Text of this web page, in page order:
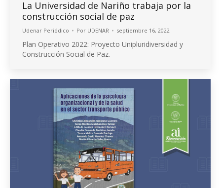
La Universidad de Nariño trabaja por la
construcción social de paz
Udenar Periódico Por UDENAR septiembre 16, 2022
Plan Operativo 2022: Proyecto Unipluridiversidad y
Construcción Social de Paz.